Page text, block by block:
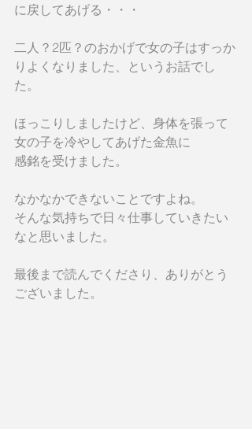
に戻してあげる・・・
二人？2匹？のおかげで女の子はすっか
りよくなりました、というお話でし
た。
ほっこりしましたけど、身体を張って
女の子を冷やしてあげた金魚に
感銘を受けました。
なかなかできないことですよね。
そんな気持ちで日々仕事していきたい
なと思いました。
最後まで読んでくださり、ありがとう
ございました。